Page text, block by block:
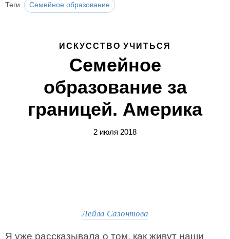
Теги Семейное образование
ИСКУССТВО УЧИТЬСЯ
Семейное
образование за
границей. Америка
2 июля 2018
Лейла Сазонтова
Я уже рассказывала о том, как живут наши